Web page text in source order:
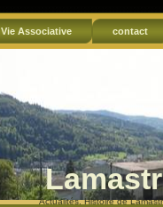
Vie Associative contact
Actualités, Histoire de